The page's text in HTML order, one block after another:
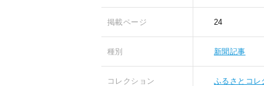
掲載ページ 24
種別 新聞記事
コレクション ふるさとコレ